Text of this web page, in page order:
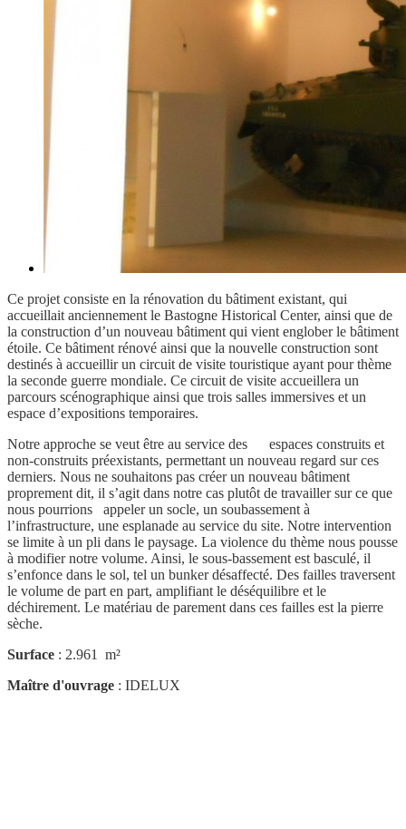
Ce projet consiste en la rénovation du bâtiment existant, qui
accueillait anciennement le Bastogne Historical Center, ainsi que de
la construction d’un nouveau bâtiment qui vient englober le bâtiment
étoile. Ce bâtiment rénové ainsi que la nouvelle construction sont
destinés à accueillir un circuit de visite touristique ayant pour thème
la seconde guerre mondiale. Ce circuit de visite accueillera un
parcours scénographique ainsi que trois salles immersives et un
espace d’expositions temporaires.
Notre approche se veut être au service des espaces construits et
non-construits préexistants, permettant un nouveau regard sur ces
derniers. Nous ne souhaitons pas créer un nouveau bâtiment
proprement dit, il s’agit dans notre cas plutôt de travailler sur ce que
nous pourrions appeler un socle, un soubassement à
l’infrastructure, une esplanade au service du site. Notre intervention
se limite à un pli dans le paysage. La violence du thème nous pousse
à modifier notre volume. Ainsi, le sous-bassement est basculé, il
s’enfonce dans le sol, tel un bunker désaffecté. Des failles traversent
le volume de part en part, amplifiant le déséquilibre et le
déchirement. Le matériau de parement dans ces failles est la pierre
sèche.
Surface : 2.961 m²
Maître d'ouvrage : IDELUX